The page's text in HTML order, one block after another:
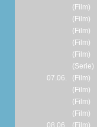
(Film)
(Film)
(Film)
(Film)
(Film)
(Serie)
07.06.
(Film)
(Film)
(Film)
(Film)
08.06.
(Film)